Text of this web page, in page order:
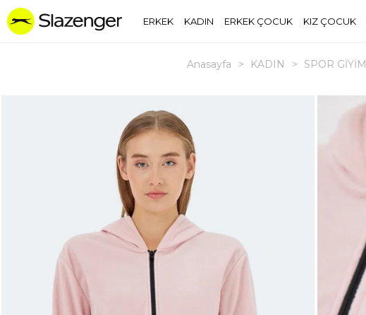
ERKEK KADIN ERKEK ÇOCUK KIZ ÇOCUK
Anasayfa > KADIN > SPOR GİYİM